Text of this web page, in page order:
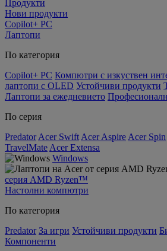
Продукти
Нови продукти
Copilot+ PC
Лаптопи
По категория
Copilot+ PC Компютри с изкуствен
лаптопи с OLED Устойчиви продукти
Лаптопи за ежедневието
По серия
Predator Acer Swift Acer Aspire Acer Spin
TravelMate Acer Extensa
Windows
серия AMD Ryzen™
Настолни компютри
По категория
Predator За игри Устойчиви продукти
Компоненти